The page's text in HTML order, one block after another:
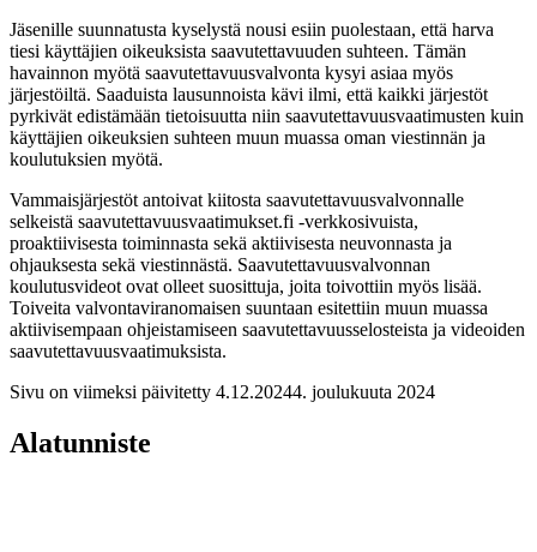
Jäsenille suunnatusta kyselystä nousi esiin puolestaan, että harva
tiesi käyttäjien oikeuksista saavutettavuuden suhteen. Tämän
havainnon myötä saavutettavuusvalvonta kysyi asiaa myös
järjestöiltä. Saaduista lausunnoista kävi ilmi, että kaikki järjestöt
pyrkivät edistämään tietoisuutta niin saavutettavuusvaatimusten kuin
käyttäjien oikeuksien suhteen muun muassa oman viestinnän ja
koulutuksien myötä.
Vammaisjärjestöt antoivat kiitosta saavutettavuusvalvonnalle
selkeistä saavutettavuusvaatimukset.fi -verkkosivuista,
proaktiivisesta toiminnasta sekä aktiivisesta neuvonnasta ja
ohjauksesta sekä viestinnästä. Saavutettavuusvalvonnan
koulutusvideot ovat olleet suosittuja, joita toivottiin myös lisää.
Toiveita valvontaviranomaisen suuntaan esitettiin muun muassa
aktiivisempaan ohjeistamiseen saavutettavuusselosteista ja videoiden
saavutettavuusvaatimuksista.
Sivu on viimeksi päivitetty 4.12.20244. joulukuuta 2024
Alatunniste